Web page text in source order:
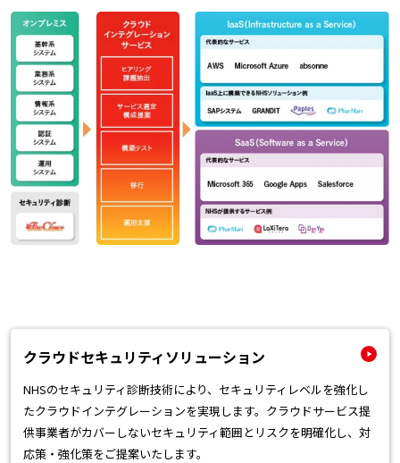
クラウドセキュリティソリューション
NHSのセキュリティ診断技術により、セキュリティレベルを強化し
たクラウドインテグレーションを実現します。クラウドサービス提
供事業者がカバーしないセキュリティ範囲とリスクを明確化し、対
応策・強化策をご提案いたします。